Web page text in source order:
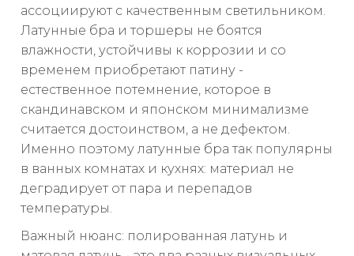
ассоциируют с качественным светильником.
Латунные бра и торшеры не боятся
влажности, устойчивы к коррозии и со
временем приобретают патину -
естественное потемнение, которое в
скандинавском и японском минимализме
считается достоинством, а не дефектом.
Именно поэтому латунные бра так популярны
в ванных комнатах и кухнях: материал не
деградирует от пара и перепадов
температуры.
Важный нюанс: полированная латунь и